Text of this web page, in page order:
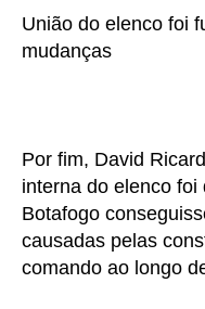
União do elenco foi
mudanças
Por fim, David
interna do elenco
Botafogo
causadas pelas
comando ao longo